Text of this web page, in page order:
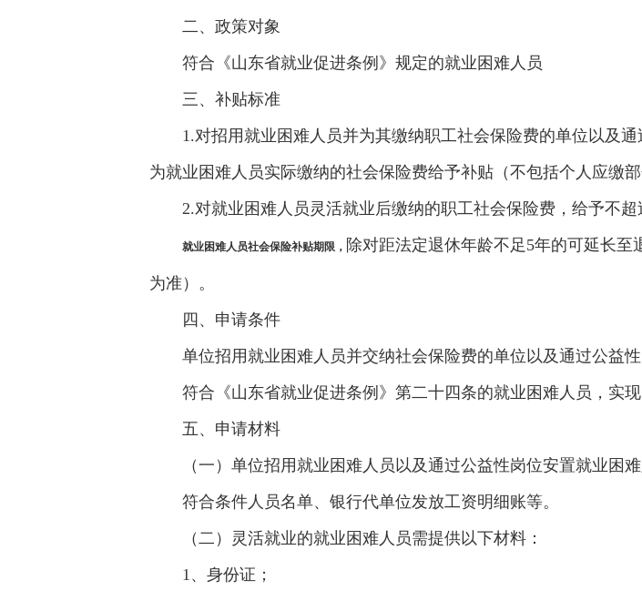
二、政策对象
符合《山东省就业促进条例》规定的就业困难人员
三、补贴标准
1.对招用就业困难人员并为其缴纳职工社会保险费的单位以及
为就业困难人员实际缴纳的社会保险费给予补贴（不包括个人应缴部
2.对就业困难人员灵活就业后缴纳的职工社会保险费，给予不超
就业困难人员社会保险补贴期限， 除对距法定退休年龄不足5年的可延长
为准）。
四、申请条件
单位招用就业困难人员并交纳社会保险费的单位以及通过公益
符合《山东省就业促进条例》第二十四条的就业困难人员，实现
五、申请材料
（一）单位招用就业困难人员以及通过公益性岗位安置就业困
符合条件人员名单、银行代单位发放工资明细账等。
（二）灵活就业的就业困难人员需提供以下材料：
1、身份证；